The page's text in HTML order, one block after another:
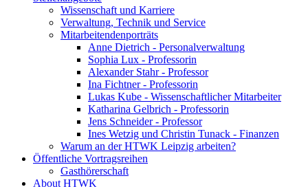
Wissenschaft und Karriere
Verwaltung, Technik und Service
Mitarbeitendenporträts
Anne Dietrich - Personalverwaltung
Sophia Lux - Professorin
Alexander Stahr - Professor
Ina Fichtner - Professorin
Lukas Kube - Wissenschaftlicher Mitarbeiter
Katharina Gelbrich - Professorin
Jens Schneider - Professor
Ines Wetzig und Christin Tunack - Finanzen
Warum an der HTWK Leipzig arbeiten?
Öffentliche Vortragsreihen
Gasthörerschaft
About HTWK